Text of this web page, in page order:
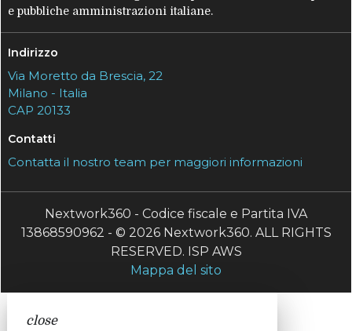
e pubbliche amministrazioni italiane.
Indirizzo
Via Moretto da Brescia, 22
Milano - Italia
CAP 20133
Contatti
Contatta il nostro team per maggiori informazioni
Nextwork360 - Codice fiscale e Partita IVA
13868590962 - © 2026 Nextwork360. ALL RIGHTS
RESERVED. ISP AWS
Mappa del sito
close